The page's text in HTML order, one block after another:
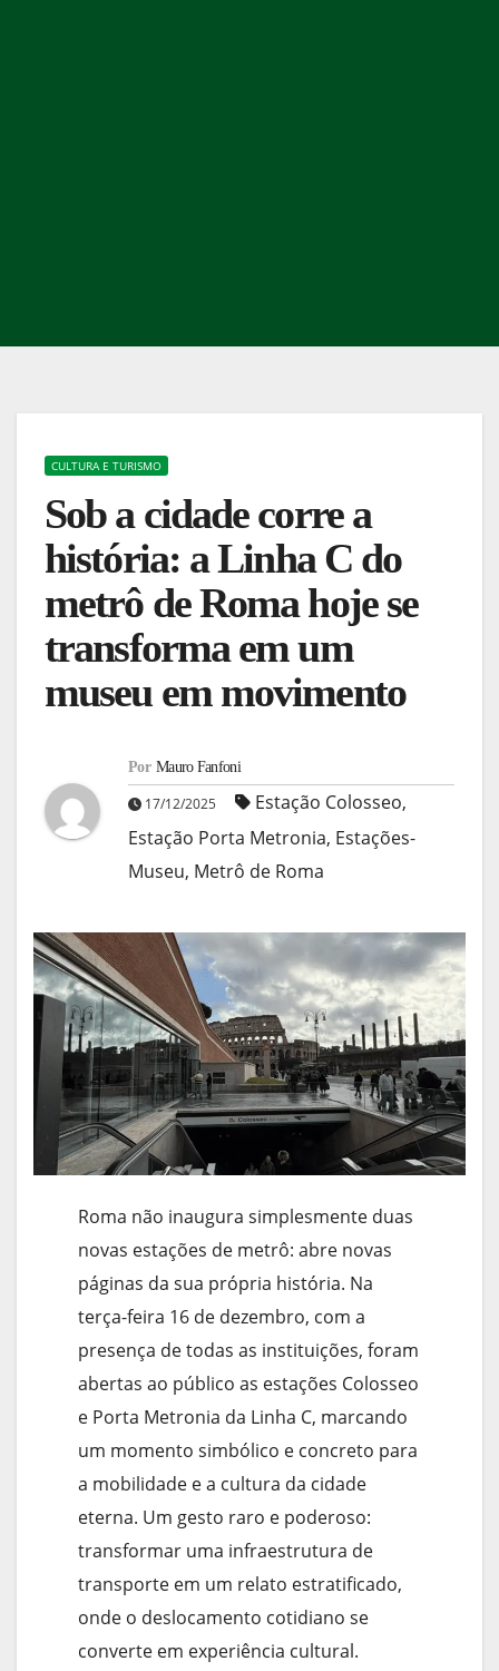
CULTURA E TURISMO
Sob a cidade corre a
história: a Linha C do
metrô de Roma hoje se
transforma em um
museu em movimento
Por Mauro Fanfoni
17/12/2025 Estação Colosseo,
Estação Porta Metronia, Estações-
Museu, Metrô de Roma
Roma não inaugura simplesmente duas
novas estações de metrô: abre novas
páginas da sua própria história. Na
terça-feira 16 de dezembro, com a
presença de todas as instituições, foram
abertas ao público as estações Colosseo
e Porta Metronia da Linha C, marcando
um momento simbólico e concreto para
a mobilidade e a cultura da cidade
eterna. Um gesto raro e poderoso:
transformar uma infraestrutura de
transporte em um relato estratificado,
onde o deslocamento cotidiano se
converte em experiência cultural.